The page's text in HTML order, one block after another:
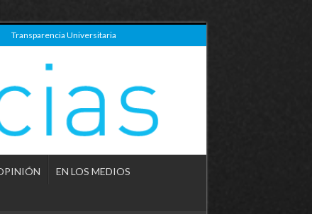
Transparencia Universitaria
EN LOS MEDIOS